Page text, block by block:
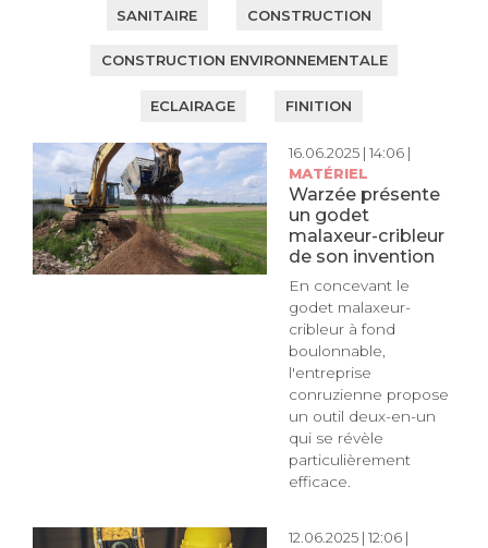
SANITAIRE CONSTRUCTION
CONSTRUCTION ENVIRONNEMENTALE
ECLAIRAGE FINITION
16.06.2025 | 14:06 |
MATÉRIEL
Warzée présente
un godet
malaxeur-cribleur
de son invention
En concevant le
godet malaxeur-
cribleur à fond
boulonnable,
l'entreprise
conruzienne propose
un outil deux-en-un
qui se révèle
particulièrement
efficace.
12.06.2025 | 12:06 |